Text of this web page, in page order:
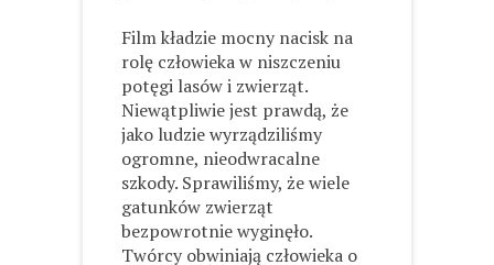
Film kładzie mocny nacisk na
rolę człowieka w niszczeniu
potęgi lasów i zwierząt.
Niewątpliwie jest prawdą, że
jako ludzie wyrządziliśmy
ogromne, nieodwracalne
szkody. Sprawiliśmy, że wiele
gatunków zwierząt
bezpowrotnie wyginęło.
Twórcy obwiniają człowieka o